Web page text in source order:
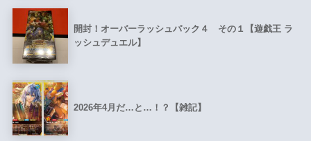
開封！オーバーラッシュパック４ その１【遊戯王 ラ
ッシュデュエル】
2026年4月だ…と…！？【雑記】